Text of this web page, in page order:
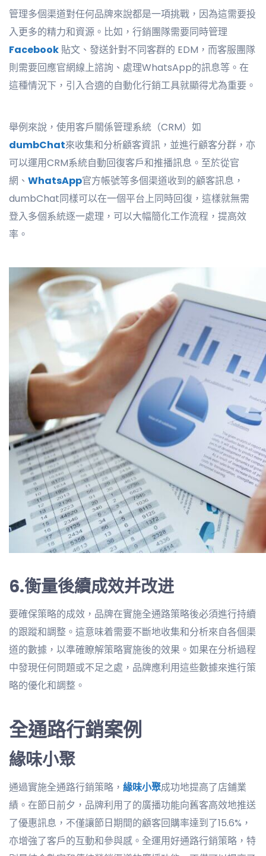
管理多個渠道對任何品牌來說都是一項挑戰，因為這需要投
入更多的精力和資源。比如，行銷團隊需要同時管理
Facebook 貼文、發送針對不同客群的 EDM，而客服團隊
則需要回應官網線上諮詢、處理WhatsApp的訊息等。在
這種情況下，引入合適的自動化行銷工具就顯得尤為重要。
舉例來說，使用客戶關係管理系統（CRM）如
dumbChat來收集和分析顧客資訊，並進行顧客分群，亦
可以運用CRM系統自動回復客戶和推播訊息。至於從官
網、 WhatsApp官方帳號等多個渠道收到的顧客訊息，
dumbChat同樣可以在一個平台上同時回復，這樣就無需
登入多個系統逐一處理，可以大幅簡化工作流程，提高效
率。
6.衡量後續成效并改进
要確保策略的成效，品牌在實施全通路策略後必須進行持續
的跟蹤和調整。這意味着需要不斷地收集和分析來自各個渠
道的數據，以準確瞭解策略實施後的效果。如果在分析過程
中發現任何問題或不足之處，品牌應利用這些數據來進行策
略的優化和調整。
全通路行銷案例
緣味小聚
通過實施全通路行銷策略， 緣味小聚成功地提高了店鋪業
績。在節日前夕，品牌利用了的廣播功能向舊客高效地推送
了優惠訊息，不僅讓節日期間的顧客回購率達到了15.6%，
亦增強了客戶的互動和參與感。全運用好通路行銷策略，特